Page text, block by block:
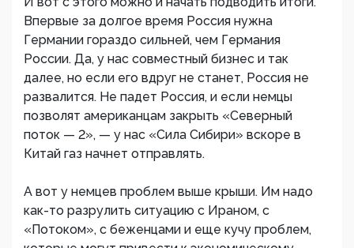
Впервые за долгое время Россия нужна
Германии гораздо сильней, чем Германия
России. Да, у нас совместный бизнес и так
далее, но если его вдруг не станет, Россия не
развалится. Не падет Россия, и если немцы
позволят американцам закрыть «Северный
поток — 2», — у нас «Сила Сибири» вскоре в
Китай газ начнет отправлять.
А вот у немцев проблем выше крыши. Им надо
как-то разрулить ситуацию с Ираном, с
«Потоком», с беженцами и еще кучу проблем,